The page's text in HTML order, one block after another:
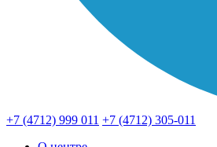
+7 (4712) 999 011 +7 (4712) 305-011